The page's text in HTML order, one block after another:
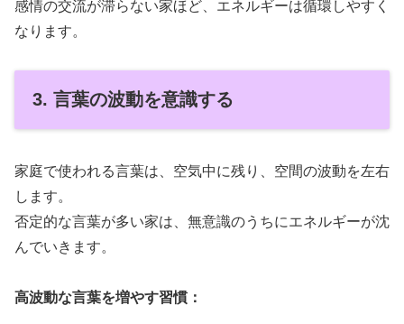
感情の交流が滞らない家ほど、エネルギーは循環しやすく
なります。
3. 言葉の波動を意識する
家庭で使われる言葉は、空気中に残り、空間の波動を左右
します。
否定的な言葉が多い家は、無意識のうちにエネルギーが沈
んでいきます。
高波動な言葉を増やす習慣：